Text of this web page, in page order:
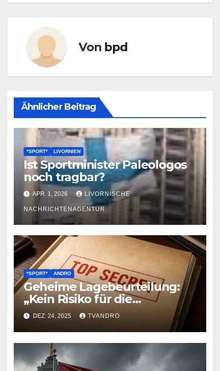
Von bpd
Ähnlicher Beitrag
*SPORT* LIVORNIEN
Ist Sportminister Paleologos
noch tragbar?
APR. 1, 2026 LIVORNISCHE
NACHRICHTENAGENTUR
*SPORT* ANDRO
Geheime Lagebeurteilung:
„Kein Risiko für die
Sovietföderation“ – Leak
dokumentiert präzise,
fremde Angriffe gegen
Nachbarstaat
DEZ. 24, 2025 TVANDRO